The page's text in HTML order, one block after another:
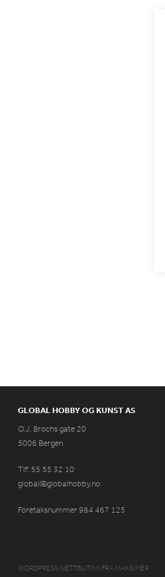
GLOBAL HOBBY OG KUNST AS
O.J. Brochs gate 20
5006 Bergen
Tlf: 55 55 32 10
global@globalhobby.no
Foretaksnummer 984 467 125
WORDPRESS NETTBUTIKK FRA MAKSIMER